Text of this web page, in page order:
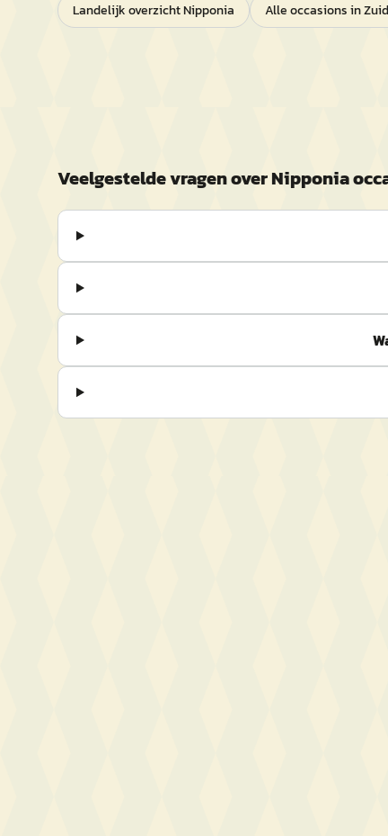
Landelijk overzichtNipponia Alle occasions in
Veelgestelde vragen overNipponia